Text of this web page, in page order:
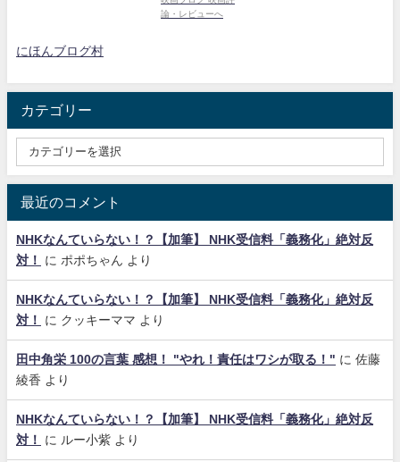
にほんブログ村
カテゴリー
最近のコメント
NHKなんていらない！？【加筆】 NHK受信料「義務化」絶対反
対！
に ポポちゃん より
NHKなんていらない！？【加筆】 NHK受信料「義務化」絶対反
対！
に クッキーママ より
田中角栄 100の言葉 感想！ "やれ！責任はワシが取る！" に 佐藤
綾香 より
NHKなんていらない！？【加筆】 NHK受信料「義務化」絶対反
対！
に ルー小紫 より